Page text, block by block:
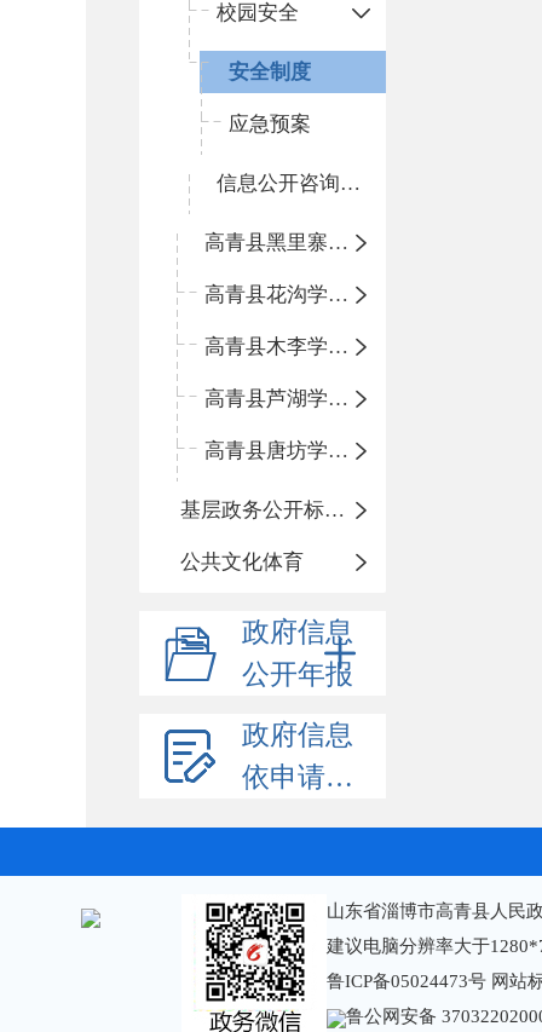
校园安全
安全制度
应急预案
信息公开咨询指南
高青县黑里寨学区中心小学
高青县花沟学区中心小学
高青县木李学区中心小学
高青县芦湖学区中心小学
高青县唐坊学区中心小学
基层政务公开标准化规范化
公共文化体育
政府信息
公开年报
政府信息
依申请公开
山东省淄博市高青县人民
建议电脑分辨率大于
鲁ICP备05024473号 网站
鲁公网安备